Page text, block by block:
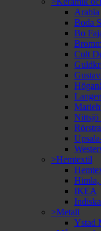
Arabia
Boda
Bo
Cult
Nittsjö
>Hemtextil
Himla,
IKEA
Indiska
>Metall
Ystad